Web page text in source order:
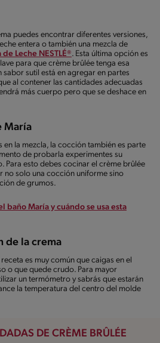
puedes encontrar diferentes versiones,
entera o también una mezcla de
de Leche NESTLÉ®. Esta última opción es
para que crème brûlée tenga esa
sutil está en agregar en partes
al contener las cantidades adecuadas
más cuerpo pero que se deshace en
María
la mezcla, la cocción también es parte
de probarla experimentes su
Para esto debes cocinar el crème brûlée
no solo una cocción uniforme sino
de grumos.
baño María y cuándo se usa esta
de la crema
es muy común que caigas en el
o que quede crudo. Para mayor
un termómetro y sabrás que estarán
la temperatura del centro del molde
DE CRÈME BRÛLÉE